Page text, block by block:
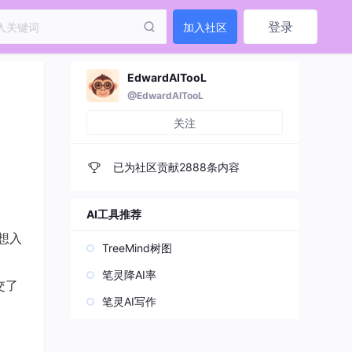
加入社区 登录
入
了
EdwardAITooL
@EdwardAITooL
关注
已为社区贡献2888条内容
AI工具推荐
TreeMind树图
笔灵降AI率
笔灵AI写作